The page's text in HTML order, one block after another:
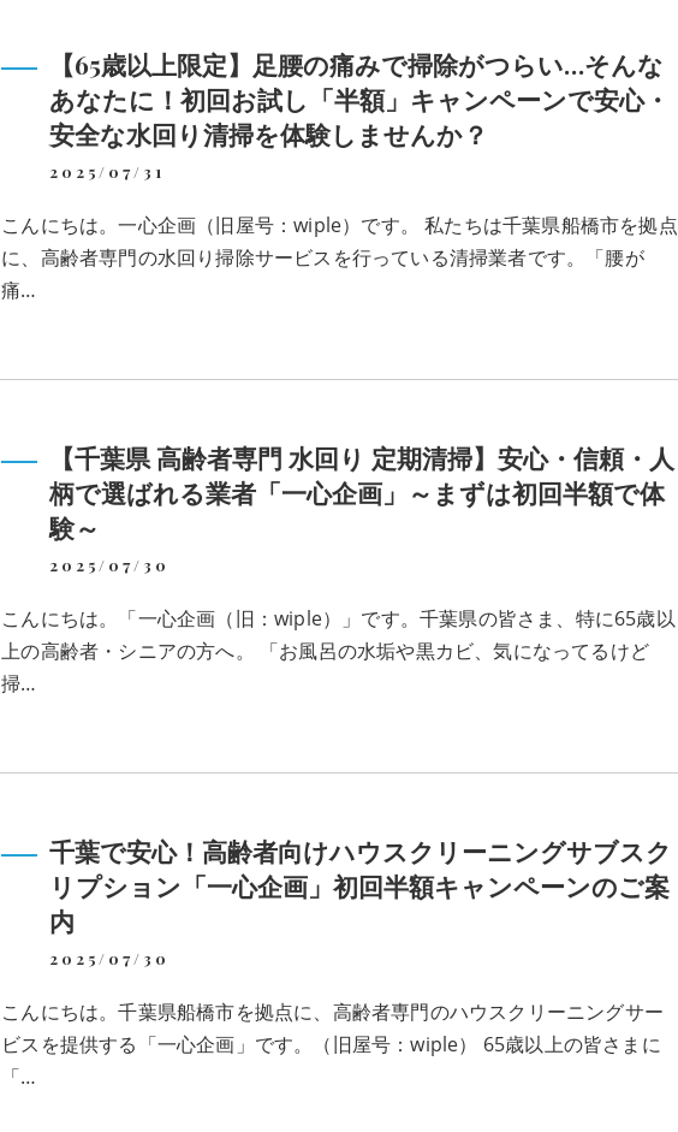
【65歳以上限定】足腰の痛みで掃除がつらい…そんな
あなたに！初回お試し「半額」キャンペーンで安心・
安全な水回り清掃を体験しませんか？
2025/07/31
こんにちは。一心企画（旧屋号：wiple）です。 私たちは千葉県船橋市を拠点
に、高齢者専門の水回り掃除サービスを行っている清掃業者です。「腰が
痛…
【千葉県 高齢者専門 水回り 定期清掃】安心・信頼・人
柄で選ばれる業者「一心企画」～まずは初回半額で体
験～
2025/07/30
こんにちは。「一心企画（旧：wiple）」です。千葉県の皆さま、特に65歳以
上の高齢者・シニアの方へ。 「お風呂の水垢や黒カビ、気になってるけど
掃…
千葉で安心！高齢者向けハウスクリーニングサブスク
リプション「一心企画」初回半額キャンペーンのご案
内
2025/07/30
こんにちは。千葉県船橋市を拠点に、高齢者専門のハウスクリーニングサー
ビスを提供する「一心企画」です。（旧屋号：wiple） 65歳以上の皆さまに
「…